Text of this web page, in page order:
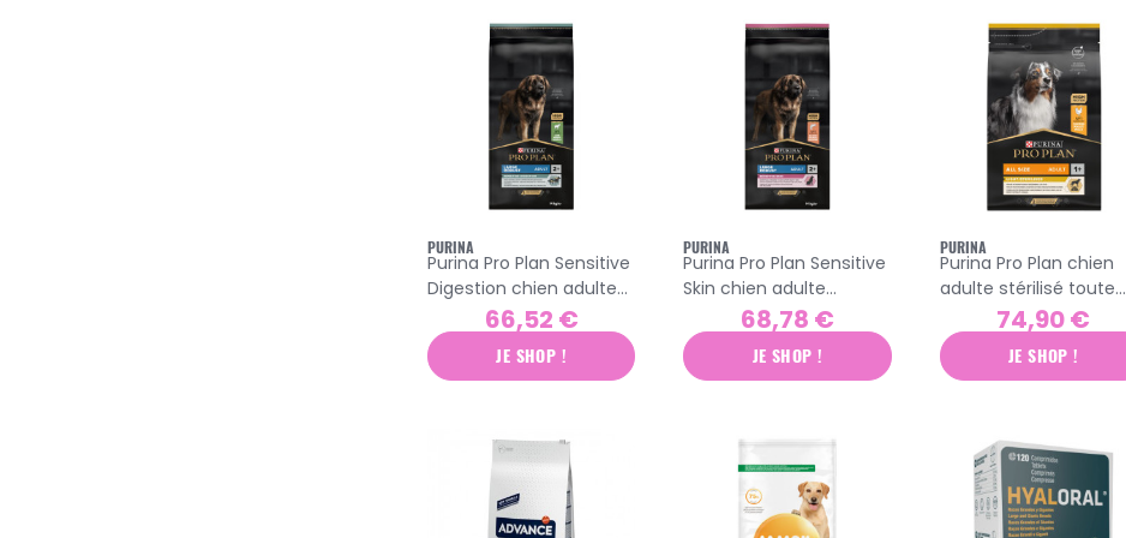
PURINA
Purina Pro Plan Sensitive
Digestion chien adulte
robuste grande race
croquettes agneau 14kg
66,52 €
JE SHOP !
PURINA
Purina Pro Plan Sensitive
Skin chien adulte
robuste grande race
croquettes saumon
14kg
68,78 €
JE SHOP !
PURINA
Purina Pro Plan chien
adulte stérilisé toute
race croquettes poulet
14kg
74,90 €
JE SHOP !